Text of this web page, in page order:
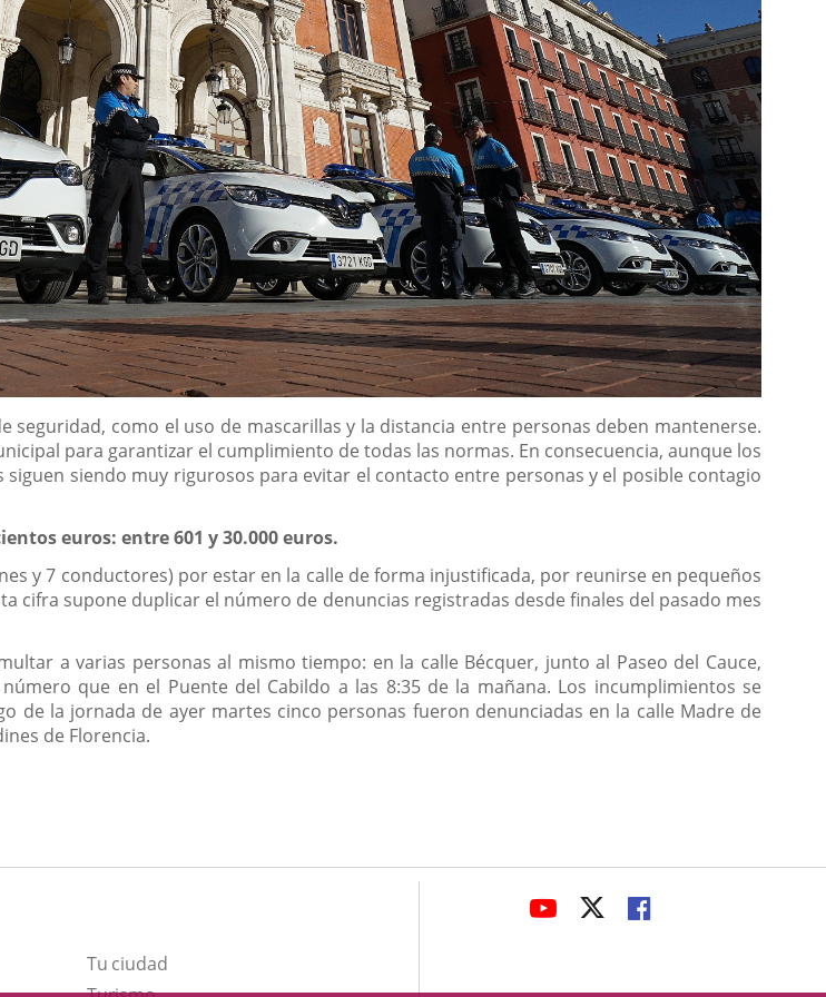
seguridad, como el uso de mascarillas y la distancia entre personas deben mantenerse.
para garantizar el cumplimiento de todas las normas. En consecuencia, aunque los
siendo muy rigurosos para evitar el contacto entre personas y el posible contagio
euros: entre 601 y 30.000 euros.
y 7 conductores) por estar en la calle de forma injustificada, por reunirse en pequeños
cifra supone duplicar el número de denuncias registradas desde finales del pasado mes
a varias personas al mismo tiempo: en la calle Bécquer, junto al Paseo del Cauce,
que en el Puente del Cabildo a las 8:35 de la mañana. Los incumplimientos se
la jornada de ayer martes cinco personas fueron denunciadas en la calle Madre de
de Florencia.
Tu ciudad
ENLACE
APLICACIÓN
ENLACE
APLICACIÓN
APLICACIÓN